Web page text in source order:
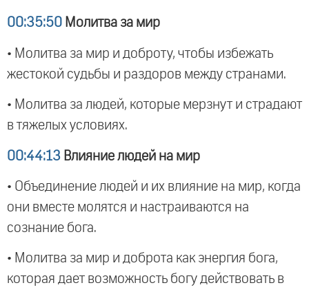
00:35:50 Молитва за мир
• Молитва за мир и доброту, чтобы избежать
жестокой судьбы и раздоров между странами.
• Молитва за людей, которые мерзнут и страдают
в тяжелых условиях.
00:44:13 Влияние людей на мир
• Объединение людей и их влияние на мир, когда
они вместе молятся и настраиваются на
сознание бога.
• Молитва за мир и доброта как энергия бога,
которая дает возможность богу действовать в